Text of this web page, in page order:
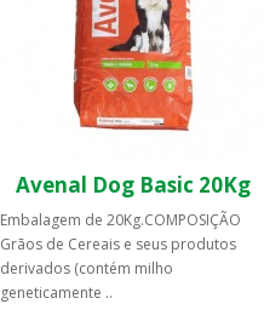
Avenal Dog Basic 20Kg
Embalagem de 20Kg.COMPOSIÇÃO
Grãos de Cereais e seus produtos
derivados (contém milho
geneticamente ..